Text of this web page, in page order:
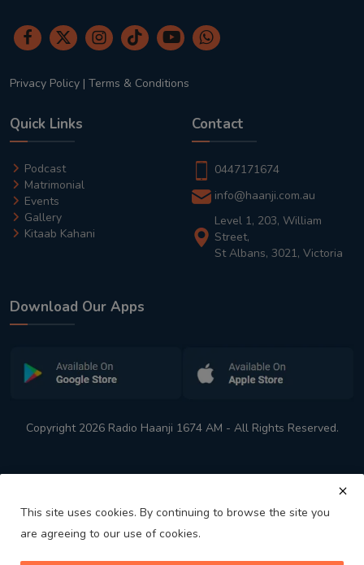
Privacy Policy | Terms & Conditions
Quick Links
Podcast
Matrimonial
Events
Gallery
Kitaab Kahani
Contact
0447171674
info@haanji.com.au
Level 1, 203, William
Street,
St Albans, 3021, Victoria
Download Our Apps
Copyright 2026 Radio Haanji 1674 AM - All Rights Reserved.
This site uses cookies. By continuing to browse the site you
are agreeing to our use of cookies.